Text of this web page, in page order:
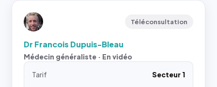
Téléconsultation
Dr Francois Dupuis-Bleau
Médecin généraliste · En vidéo
Tarif
Secteur 1